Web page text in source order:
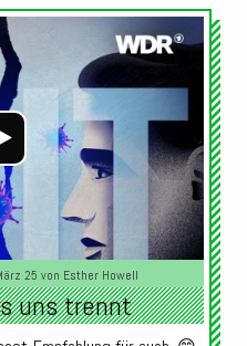
Audio-
Player
25 von Esther Howell
uns trennt